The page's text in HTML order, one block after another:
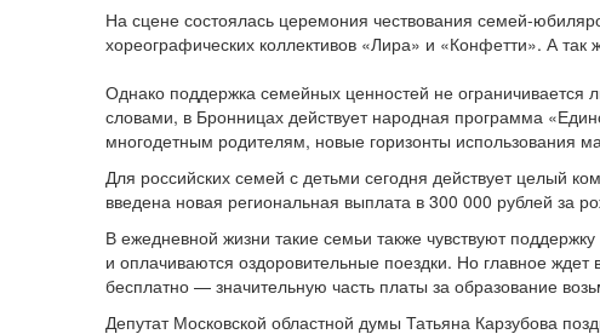
На сцене состоялась церемония чествования семей-
хореографических коллективов «Лира» и «Конфетти». А
Однако поддержка семейных ценностей не
словами, в Бронницах действует народная программа
многодетным родителям, новые горизонты использования
Для российских семей с детьми сегодня действует целый
введена новая региональная выплата в 300 000 рублей за
В ежедневной жизни такие семьи также чувствуют
и оплачиваются оздоровительные поездки. Но главное
бесплатно — значительную часть платы за образование
Депутат Московской областной думы Татьяна Карзубова